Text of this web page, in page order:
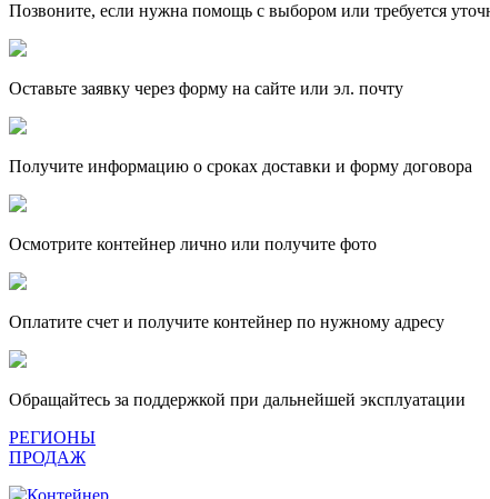
Позвоните, если нужна помощь с выбором или требуется
Оставьте заявку через форму на сайте или эл. почту
Получите информацию о сроках доставки и форму договора
Осмотрите контейнер лично или получите фото
Оплатите счет и получите контейнер по нужному адресу
Обращайтесь за поддержкой при дальнейшей эксплуатации
РЕГИОНЫ
ПРОДАЖ